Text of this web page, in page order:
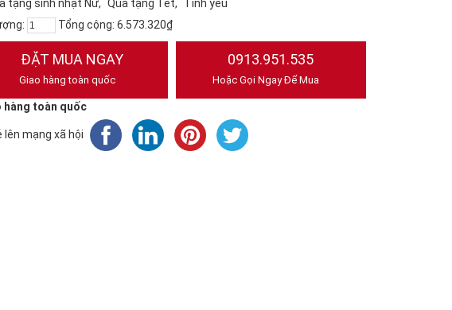
tặng sinh nhật Nữ
Quà tặng Tết
Tình yêu
Tổng cộng: 6.573.320₫
ĐẶT MUA NGAY
Giao hàng toàn quốc
0913.951.535
Hoặc Gọi Ngay Để Mua
hàng toàn quốc
lên mạng xã hội